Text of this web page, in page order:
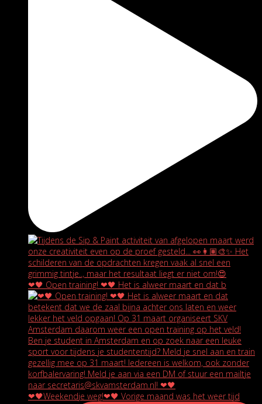
❤🖤 Open training! ❤🖤 Het is alweer maart en dat b
❤🖤Weekendje weg!❤🖤 Vorige maand was het weer tijd